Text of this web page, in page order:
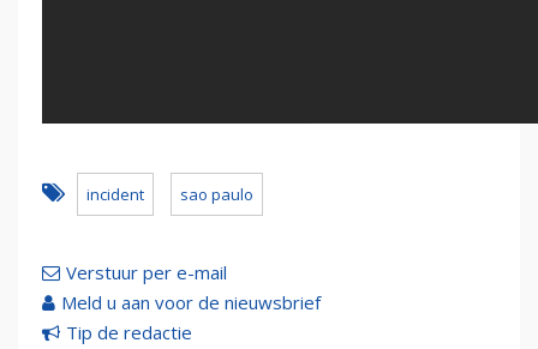
incident sao paulo
Verstuur per e-mail
Meld u aan voor de nieuwsbrief
Tip de redactie